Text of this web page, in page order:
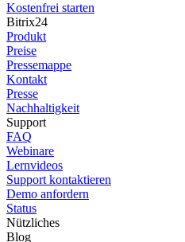
Kostenfrei starten
Bitrix24
Produkt
Preise
Pressemappe
Kontakt
Presse
Nachhaltigkeit
Support
FAQ
Webinare
Lernvideos
Support kontaktieren
Demo anfordern
Status
Nützliches
Blog